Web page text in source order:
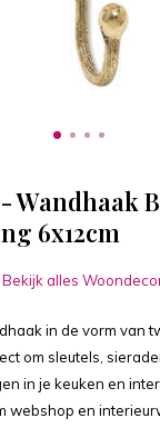
Wandhaak
6x12cm
Bekijk alles
in de vorm van
om sleutels,
in je keuken en
webshop en